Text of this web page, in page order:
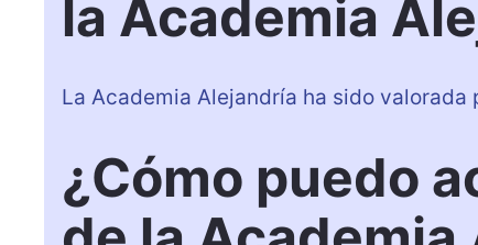
la Academia
La Academia Alejandría ha sido
¿Cómo puedo